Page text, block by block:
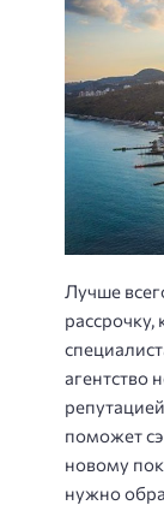
Лучше
рассрочку,
агентство
поможет
новому
нужно